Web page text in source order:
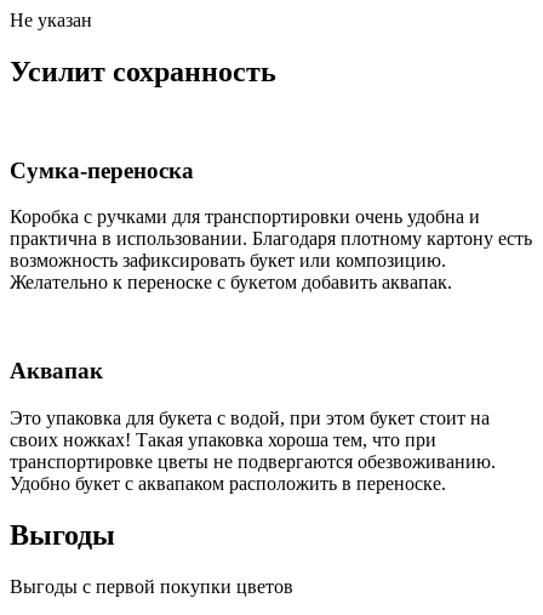
Не указан
Усилит сохранность
Сумка-переноска
Коробка c ручками для транспортировки очень удобна и
практична в использовании. Благодаря плотному картону есть
возможность зафиксировать букет или композицию.
Желательно к переноске с букетом добавить аквапак.
Аквапак
Это упаковка для букета с водой, при этом букет стоит на
своих ножках! Такая упаковка хороша тем, что при
транспортировке цветы не подвергаются обезвоживанию.
Удобно букет с аквапаком расположить в переноске.
Выгоды
Выгоды с первой покупки цветов